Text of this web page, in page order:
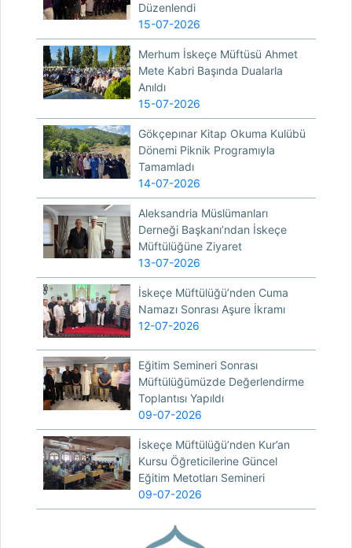
Düzenlendi
15-07-2026
Merhum İskeçe Müftüsü Ahmet
Mete Kabri Başında Dualarla
Anıldı
15-07-2026
Gökçepınar Kitap Okuma Kulübü
Dönemi Piknik Programıyla
Tamamladı
14-07-2026
Aleksandria Müslümanları
Derneği Başkanı’ndan İskeçe
Müftülüğüne Ziyaret
13-07-2026
İskeçe Müftülüğü’nden Cuma
Namazı Sonrası Aşure İkramı
12-07-2026
Eğitim Semineri Sonrası
Müftülüğümüzde Değerlendirme
Toplantısı Yapıldı
09-07-2026
İskeçe Müftülüğü’nden Kur’an
Kursu Öğreticilerine Güncel
Eğitim Metotları Semineri
09-07-2026